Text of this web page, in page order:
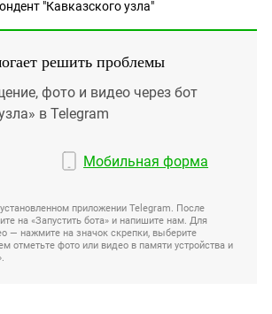
"Кавказского узла"
решить проблемы
фото и видео через бот
в Telegram
Мобильная форма
приложении Telegram. После
на «Запустить бота» и напишите нам. Для
— нажмите на значок скрепки, выберите
отметьте фото или видео в памяти устройства и